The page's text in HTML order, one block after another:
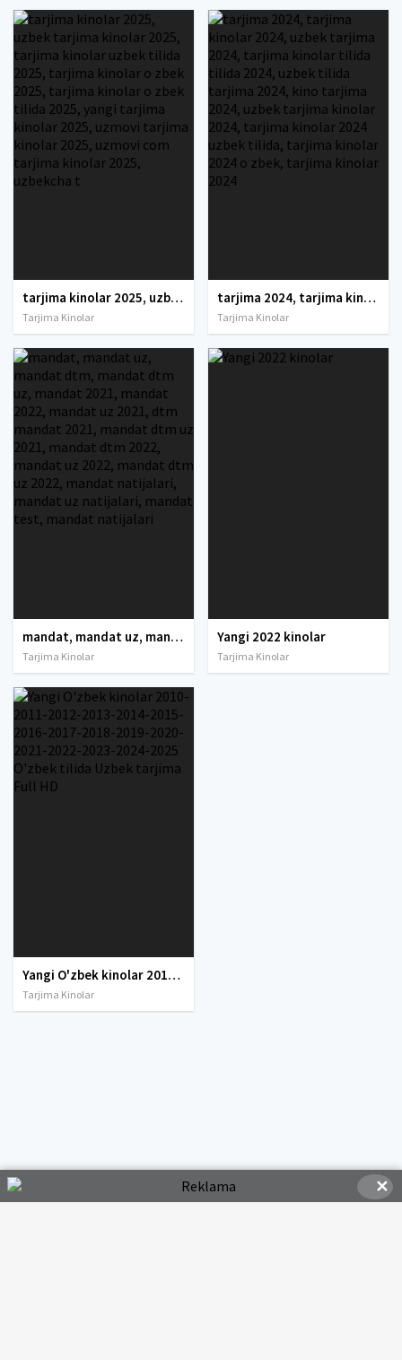
tarjima kinolar 2025, uzbek tarjima kinolar 2025, tarjima kinolar uzbek tilida 2025, tarjima kinolar o zbek 2025, tarjima kinolar o zbek tilida 2025, yangi tarjima kinolar 2025, uzmovi tarjima kinolar 2025, uzmovi com tarjima kinolar 2025, uzbekcha t
Tarjima Kinolar
tarjima 2024, tarjima kinolar 2024, uzbek tarjima 2024, tarjima kinolar tilida tilida 2024, uzbek tilida tarjima 2024, kino tarjima 2024, uzbek tarjima kinolar 2024, tarjima kinolar 2024 uzbek tilida, tarjima kinolar 2024 o zbek, tarjima kinolar 2024
Tarjima Kinolar
mandat, mandat uz, mandat dtm, mandat dtm uz, mandat 2021, mandat 2022, mandat uz 2021, dtm mandat 2021, mandat dtm uz 2021, mandat dtm 2022, mandat uz 2022, mandat dtm uz 2022, mandat natijalari, mandat uz natijalari, mandat test, mandat natijalari
Tarjima Kinolar
Yangi 2022 kinolar
Tarjima Kinolar
Yangi O'zbek kinolar 2010-2011-2012-2013-2014-2015-2016-2017-2018-2019-2020-2021-2022-2023-2024-2025 O'zbek tilida Uzbek tarjima Full HD
Tarjima Kinolar
✕